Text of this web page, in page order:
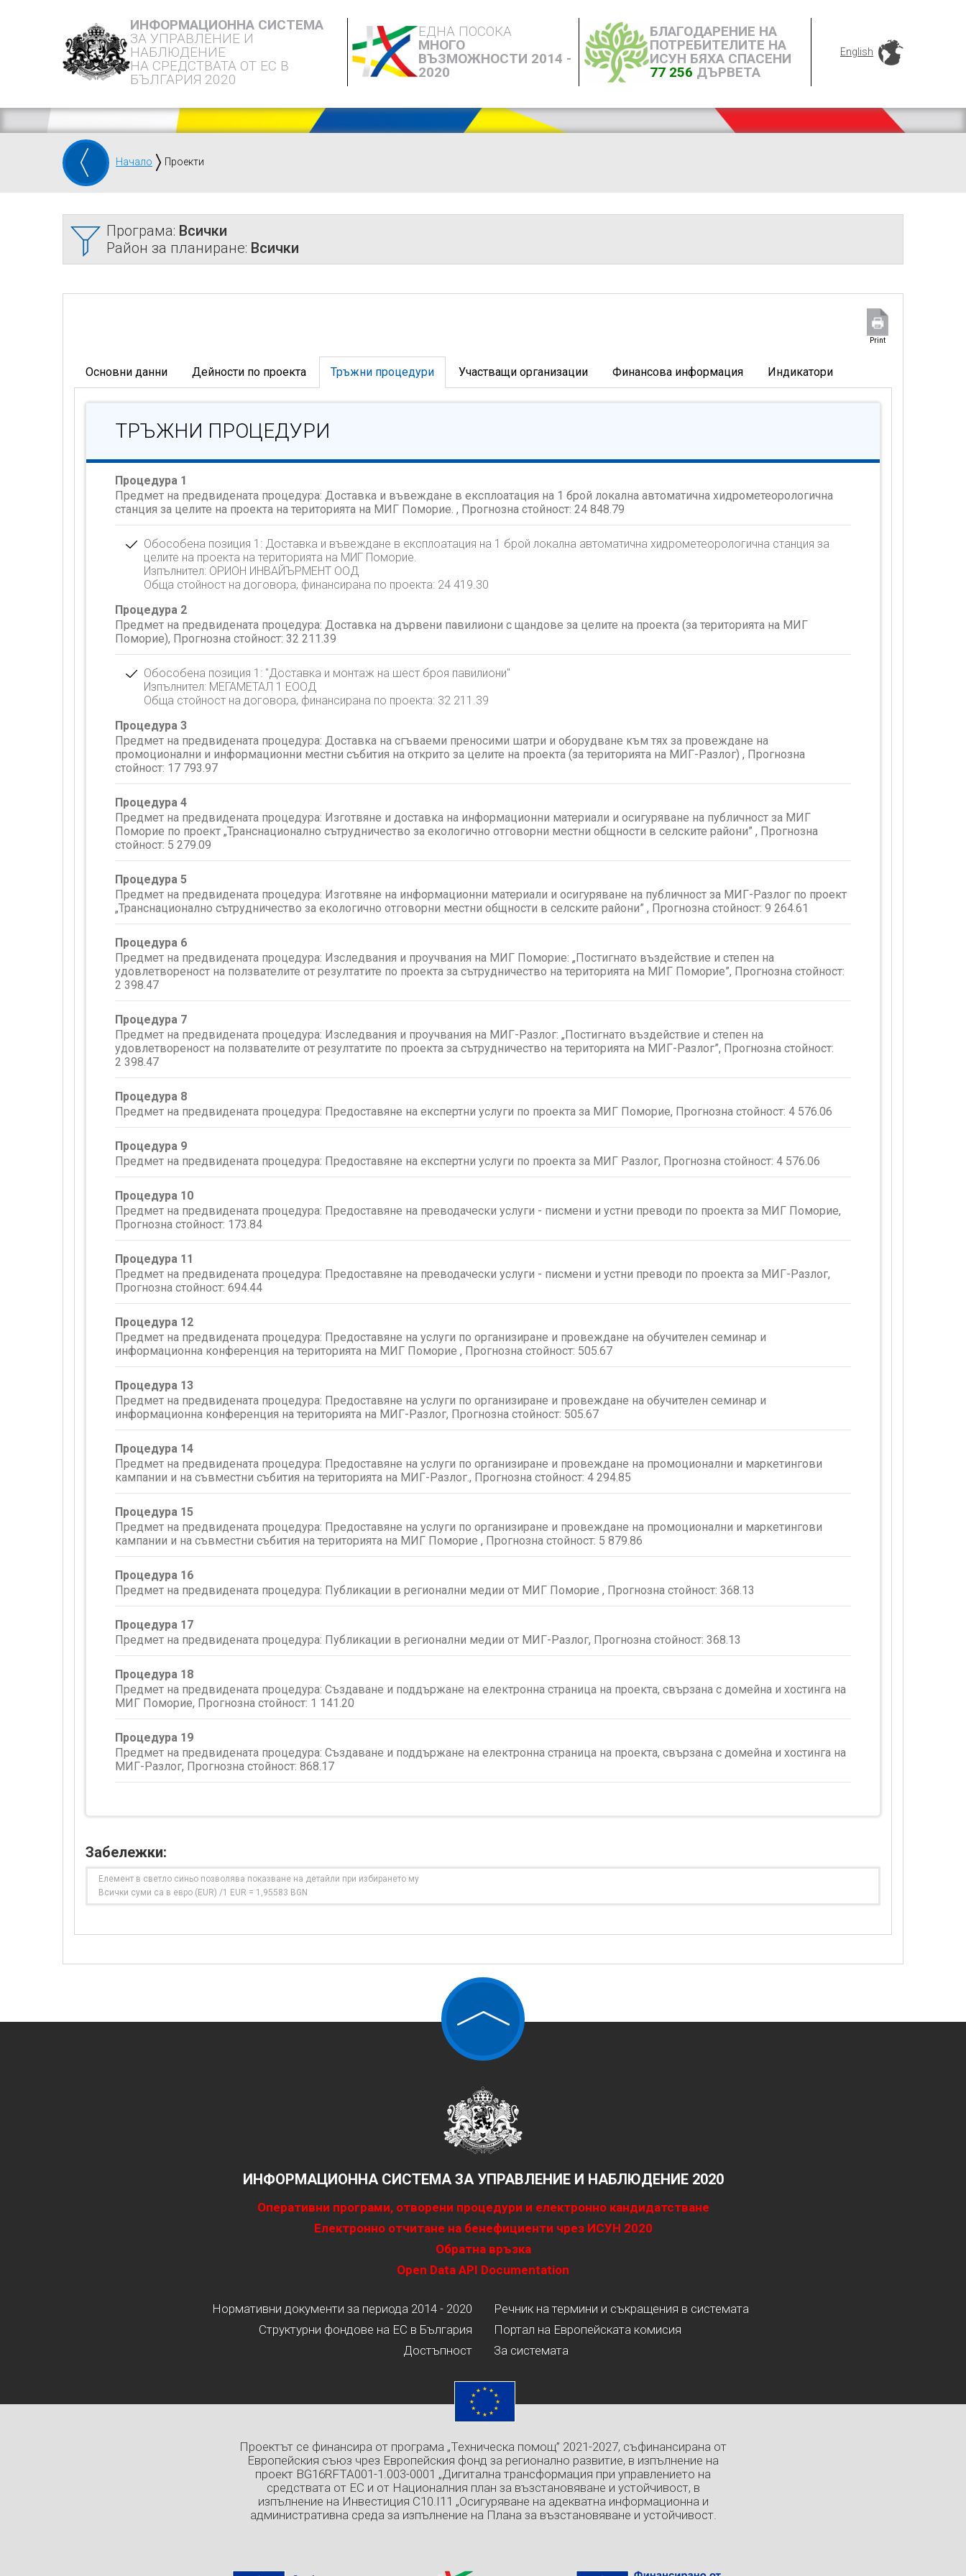
ИНФОРМАЦИОННА СИСТЕМА
ЗА УПРАВЛЕНИЕ И
НАБЛЮДЕНИЕ
НА СРЕДСТВАТА ОТ ЕС В
БЪЛГАРИЯ 2020
ЕДНА ПОСОКА
МНОГО
ВЪЗМОЖНОСТИ 2014 -
2020
БЛАГОДАРЕНИЕ НА
ПОТРЕБИТЕЛИТЕ НА
ИСУН БЯХА СПАСЕНИ
77 256 ДЪРВЕТА
English
Начало Проекти
Програма: Всички
Район за планиране: Всички
Print
Основни данни Дейности по проекта Тръжни процедури Участващи организации Финансова информация Индикатори
ТРЪЖНИ ПРОЦЕДУРИ
Процедура 1
Предмет на предвидената процедура: Доставка и въвеждане в експлоатация на 1 брой локална автоматична хидрометеорологична
станция за целите на проекта на територията на МИГ Поморие. , Прогнозна стойност: 24 848.79
Обособена позиция 1: Доставка и въвеждане в експлоатация на 1 брой локална автоматична хидрометеорологична станция за
целите на проекта на територията на МИГ Поморие.
Изпълнител: ОРИОН ИНВАЙЪРМЕНТ ООД
Обща стойност на договора, финансирана по проекта: 24 419.30
Процедура 2
Предмет на предвидената процедура: Доставка на дървени павилиони с щандове за целите на проекта (за територията на МИГ
Поморие), Прогнозна стойност: 32 211.39
Обособена позиция 1: "Доставка и монтаж на шест броя павилиони"
Изпълнител: МЕГАМЕТАЛ 1 ЕООД
Обща стойност на договора, финансирана по проекта: 32 211.39
Процедура 3
Предмет на предвидената процедура: Доставка на сгъваеми преносими шатри и оборудване към тях за провеждане на
промоционални и информационни местни събития на открито за целите на проекта (за територията на МИГ-Разлог) , Прогнозна
стойност: 17 793.97
Процедура 4
Предмет на предвидената процедура: Изготвяне и доставка на информационни материали и осигуряване на публичност за МИГ
Поморие по проект „Транснационално сътрудничество за екологично отговорни местни общности в селските райони” , Прогнозна
стойност: 5 279.09
Процедура 5
Предмет на предвидената процедура: Изготвяне на информационни материали и осигуряване на публичност за МИГ-Разлог по проект
„Транснационално сътрудничество за екологично отговорни местни общности в селските райони” , Прогнозна стойност: 9 264.61
Процедура 6
Предмет на предвидената процедура: Изследвания и проучвания на МИГ Поморие: „Постигнато въздействие и степен на
удовлетвореност на ползвателите от резултатите по проекта за сътрудничество на територията на МИГ Поморие”, Прогнозна стойност:
2 398.47
Процедура 7
Предмет на предвидената процедура: Изследвания и проучвания на МИГ-Разлог: „Постигнато въздействие и степен на
удовлетвореност на ползвателите от резултатите по проекта за сътрудничество на територията на МИГ-Разлог”, Прогнозна стойност:
2 398.47
Процедура 8
Предмет на предвидената процедура: Предоставяне на експертни услуги по проекта за МИГ Поморие, Прогнозна стойност: 4 576.06
Процедура 9
Предмет на предвидената процедура: Предоставяне на експертни услуги по проекта за МИГ Разлог, Прогнозна стойност: 4 576.06
Процедура 10
Предмет на предвидената процедура: Предоставяне на преводачески услуги - писмени и устни преводи по проекта за МИГ Поморие,
Прогнозна стойност: 173.84
Процедура 11
Предмет на предвидената процедура: Предоставяне на преводачески услуги - писмени и устни преводи по проекта за МИГ-Разлог,
Прогнозна стойност: 694.44
Процедура 12
Предмет на предвидената процедура: Предоставяне на услуги по организиране и провеждане на обучителен семинар и
информационна конференция на територията на МИГ Поморие , Прогнозна стойност: 505.67
Процедура 13
Предмет на предвидената процедура: Предоставяне на услуги по организиране и провеждане на обучителен семинар и
информационна конференция на територията на МИГ-Разлог, Прогнозна стойност: 505.67
Процедура 14
Предмет на предвидената процедура: Предоставяне на услуги по организиране и провеждане на промоционални и маркетингови
кампании и на съвместни събития на територията на МИГ-Разлог., Прогнозна стойност: 4 294.85
Процедура 15
Предмет на предвидената процедура: Предоставяне на услуги по организиране и провеждане на промоционални и маркетингови
кампании и на съвместни събития на територията на МИГ Поморие , Прогнозна стойност: 5 879.86
Процедура 16
Предмет на предвидената процедура: Публикации в регионални медии от МИГ Поморие , Прогнозна стойност: 368.13
Процедура 17
Предмет на предвидената процедура: Публикации в регионални медии от МИГ-Разлог, Прогнозна стойност: 368.13
Процедура 18
Предмет на предвидената процедура: Създаване и поддържане на електронна страница на проекта, свързана с домейна и хостинга на
МИГ Поморие, Прогнозна стойност: 1 141.20
Процедура 19
Предмет на предвидената процедура: Създаване и поддържане на електронна страница на проекта, свързана с домейна и хостинга на
МИГ-Разлог, Прогнозна стойност: 868.17
Забележки:
Елемент в светло синьо позволява показване на детайли при избирането му
Всички суми са в евро (EUR) /1 EUR = 1,95583 BGN
ИНФОРМАЦИОННА СИСТЕМА ЗА УПРАВЛЕНИЕ И НАБЛЮДЕНИЕ 2020
Оперативни програми, отворени процедури и електронно кандидатстване
Електронно отчитане на бенефициенти чрез ИСУН 2020
Обратна връзка
Open Data API Documentation
Нормативни документи за периода 2014 - 2020
Структурни фондове на ЕС в България
Достъпност
Речник на термини и съкращения в системата
Портал на Европейската комисия
За системата
Проектът се финансира от програма „Техническа помощ” 2021-2027, съфинансирана от
Европейския съюз чрез Европейския фонд за регионално развитие, в изпълнение на
проект BG16RFTA001-1.003-0001 „Дигитална трансформация при управлението на
средствата от ЕС и от Националния план за възстановяване и устойчивост, в
изпълнение на Инвестиция C10.I11 „Осигуряване на адекватна информационна и
административна среда за изпълнение на Плана за възстановяване и устойчивост.